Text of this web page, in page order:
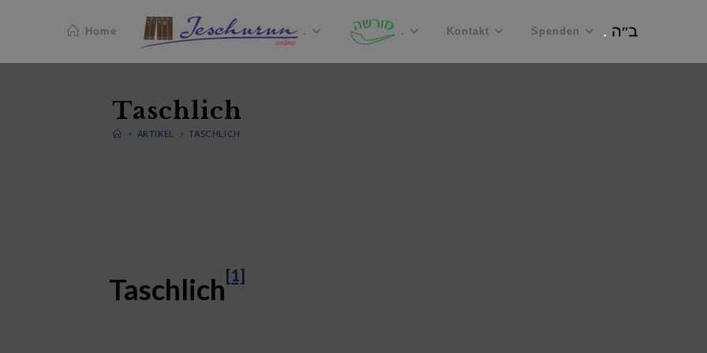
Home . . Kontakt Spenden
Taschlich
> ARTIKEL > TASCHLICH
Taschlich[1]